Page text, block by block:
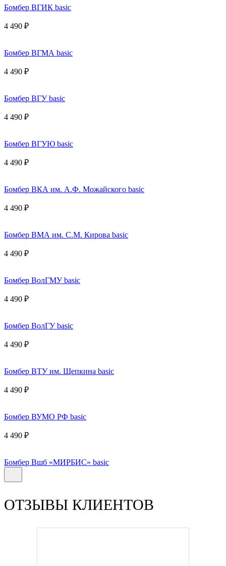
Бомбер ВГИК basic
4 490 ₽
Бомбер ВГМА basic
4 490 ₽
Бомбер ВГУ basic
4 490 ₽
Бомбер ВГУЮ basic
4 490 ₽
Бомбер ВКА им. А.Ф. Можайского basic
4 490 ₽
Бомбер ВМА им. С.М. Кирова basic
4 490 ₽
Бомбер ВолГМУ basic
4 490 ₽
Бомбер ВолГУ basic
4 490 ₽
Бомбер ВТУ им. Щепкина basic
4 490 ₽
Бомбер ВУМО РФ basic
4 490 ₽
Бомбер Вшб «МИРБИС» basic
ОТЗЫВЫ КЛИЕНТОВ